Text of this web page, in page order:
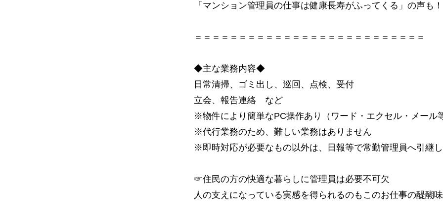
「マンション管理員の仕事は健康長寿がふってくる」の声も！
＝＝＝＝＝＝＝＝＝＝＝＝＝＝＝＝＝＝＝＝＝＝＝＝＝＝
◆主な業務内容◆
日常清掃、ゴミ出し、巡回、点検、受付
立会、報告連絡 など
※物件により簡単なPC操作あり（ワード・エクセル・メール
※代行業務のため、難しい業務はありません
※即時対応が必要なもの以外は、日報等で常勤管理員へ引継
☞住民の方の快適な暮らしに管理員は必要不可欠
人の支えになっている実感を得られるのもこのお仕事の醍醐